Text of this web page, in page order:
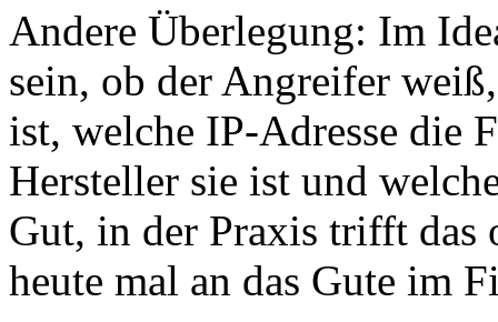
Andere Überlegung: Im
sein, ob der Angreifer
ist, welche IP-Adresse die
Hersteller sie ist und
Gut, in der Praxis trifft das
heute mal an das Gute im